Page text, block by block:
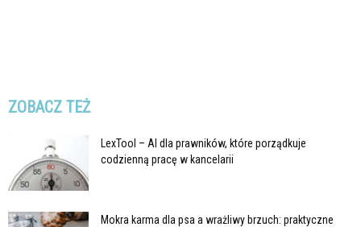
ZOBACZ TEŻ
LexTool – AI dla prawników, które porządkuje
codzienną pracę w kancelarii
Mokra karma dla psa a wrażliwy brzuch: praktyczne